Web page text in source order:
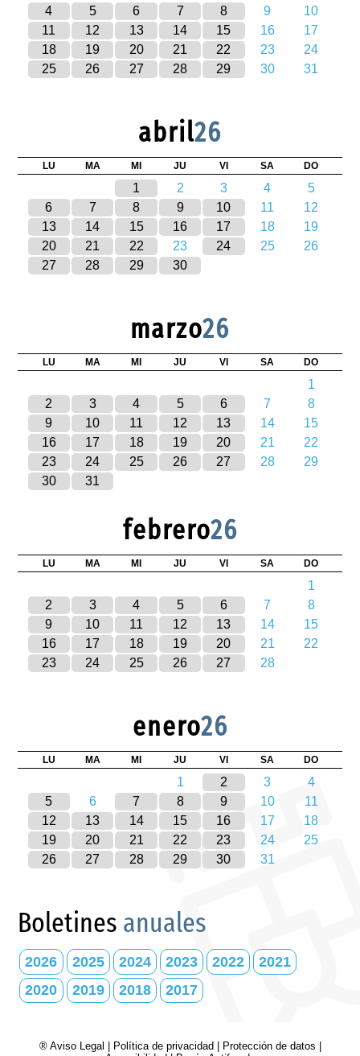
4
5 6 7 8 9
10
11
12 13 14 15 16
17
18
19 20 21 22 23
24
25
26 27 28 29 30 31
abril26
LU MA MI JU VI SA DO
1 2 3 4
5
6
7 8 9 10 11
12
13
14 15 16 17 18
19
20
21 22 23 24 25
26
27
28 29 30
marzo26
LU MA MI JU VI SA DO
1
2
3 4 5 6 7
8
9
10 11 12 13 14
15
16
17 18 19 20 21
22
23
24 25 26 27 28
29
30
31
febrero26
LU MA MI JU VI SA DO
1
2
3 4 5 6 7
8
9
10 11 12 13 14
15
16
17 18 19 20 21
22
23
24 25 26 27 28
enero26
LU MA MI JU VI SA DO
1 2 3
4
5
6 7 8 9 10
11
12
13 14 15 16 17
18
19
20 21 22 23 24
25
26
27 28 29 30 31
Boletines anuales
2026 2025 2024 2023 2022
2021
2020
2019 2018 2017
® Aviso Legal Política de privacidad Protección de datos